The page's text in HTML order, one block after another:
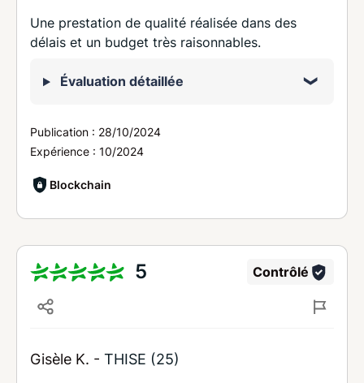
Une prestation de qualité réalisée dans des
délais et un budget très raisonnables.
Évaluation détaillée
Publication : 28/10/2024
Expérience : 10/2024
Blockchain
5 Contrôlé
Gisèle K. - THISE (25)